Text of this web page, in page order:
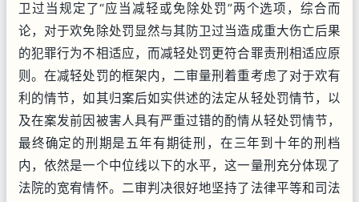
卫过当规定了“应当减轻或免除处罚”两个选项，综合而
论，对于欢免除处罚显然与其防卫过当造成重大伤亡后果
的犯罪行为不相适应，而减轻处罚更符合罪责刑相适应原
则。在减轻处罚的框架内，二审量刑着重考虑了对于欢有
利的情节，如其归案后如实供述的法定从轻处罚情节，以
及在案发前因被害人具有严重过错的酌情从轻处罚情节，
最终确定的刑期是五年有期徒刑，在三年到十年的刑档
内，依然是一个中位线以下的水平，这一量刑充分体现了
法院的宽宥情怀。二审判决很好地坚持了法律平等和司法